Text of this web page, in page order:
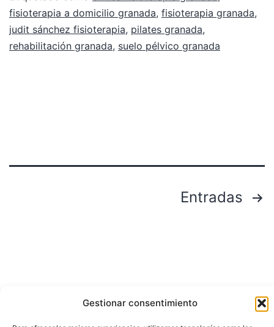
Gestionar consentimiento
fisioterapia a domicilio granada, fisioterapia granada,
judit sánchez fisioterapia, pilates granada,
rehabilitación granada, suelo pélvico granada
Entradas